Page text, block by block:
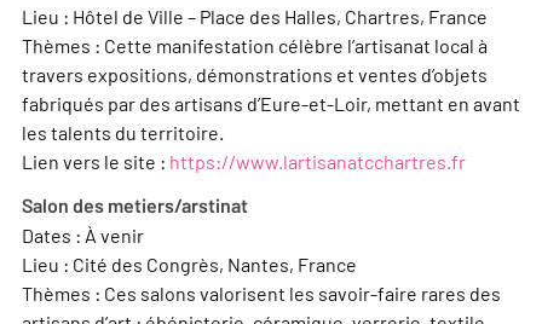
Lieu : Hôtel de Ville – Place des Halles, Chartres, France
Thèmes : Cette manifestation célèbre l’artisanat local à
travers expositions, démonstrations et ventes d’objets
fabriqués par des artisans d’Eure-et-Loir, mettant en avant
les talents du territoire.
Lien vers le site : https://www.lartisanatcchartres.fr
Salon des metiers/arstinat
Dates : À venir
Lieu : Cité des Congrès, Nantes, France
Thèmes : Ces salons valorisent les savoir-faire rares des